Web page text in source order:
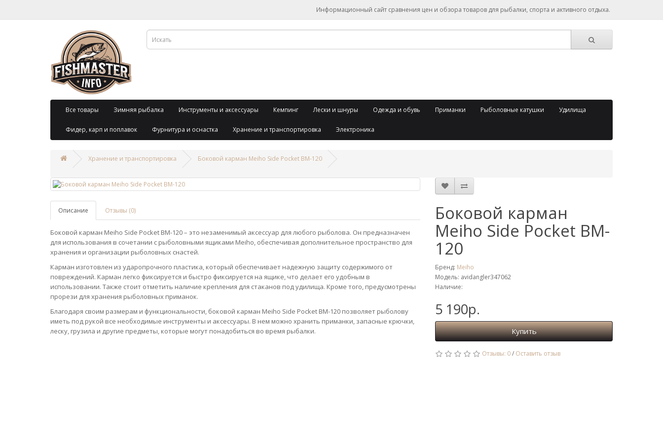
Информационный сайт сравнения цен и обзора товаров для рыбалки, спорта и активного отдыха.
Все товары Зимняя рыбалка Инструменты и аксессуары Кемпинг Лески и шнуры Одежда и обувь Приманки Рыболовные катушки Удилища
Фидер, карп и поплавок Фурнитура и оснастка Хранение и транспортировка Электроника
Хранение и транспортировка Боковой карман Meiho Side Pocket BM-120
Описание Отзывы (0)
Боковой карман Meiho Side Pocket BM-120 – это незаменимый аксессуар для любого рыболова. Он предназначен
для использования в сочетании с рыболовными ящиками Meiho, обеспечивая дополнительное пространство для
хранения и организации рыболовных снастей.
Карман изготовлен из ударопрочного пластика, который обеспечивает надежную защиту содержимого от
повреждений. Карман легко фиксируется и быстро фиксируется на ящике, что делает его удобным в
использовании. Также стоит отметить наличие крепления для стаканов под удилища. Кроме того, предусмотрены
прорези для хранения рыболовных приманок.
Благодаря своим размерам и функциональности, боковой карман Meiho Side Pocket BM-120 позволяет рыболову
иметь под рукой все необходимые инструменты и аксессуары. В нем можно хранить приманки, запасные крючки,
леску, грузила и другие предметы, которые могут понадобиться во время рыбалки.
Боковой карман
Meiho Side Pocket BM-
120
Бренд: Meiho
Модель: avidangler347062
Наличие:
5 190р.
Купить
Отзывы: 0/ Оставить отзыв